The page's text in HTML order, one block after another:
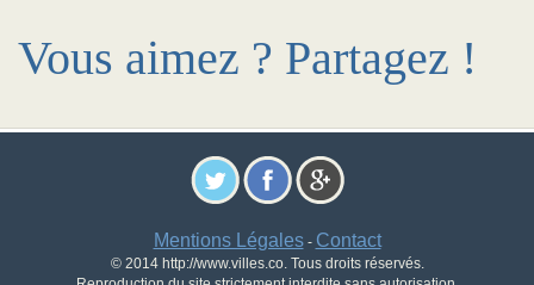
Vous aimez ? Partagez !
Mentions Légales- Contact
© 2014 http://www.villes.co. Tous droits réservés.